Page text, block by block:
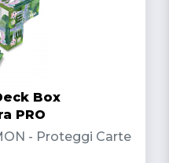
Box
PRO
- Proteggi Carte